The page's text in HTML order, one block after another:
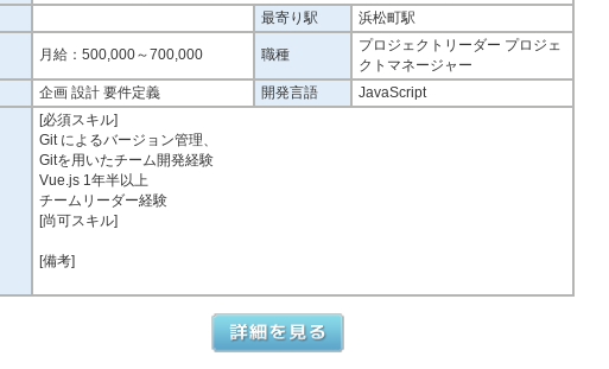
最寄り駅 浜松町駅
月給：500,000～700,000 職種
プロジェクトリーダー プロジェ
クトマネージャー
企画 設計 要件定義 開発言語 JavaScript
[必須スキル]
Git によるバージョン管理、
Gitを用いたチーム開発経験
Vue.js 1年半以上
チームリーダー経験
[尚可スキル]
[備考]